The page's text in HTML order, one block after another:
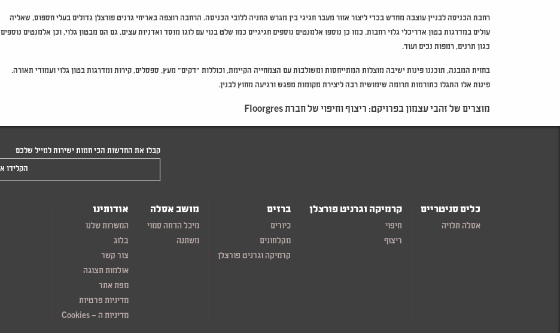
רחבת הכניסה לבניין עוצבה מחדש בכדי ליצור אזור מעבר חגיגי בין מגרש החניה ללובי הכניסה. הרחבה רוצפה באריחי גרניט פורצלן גדולים בעלי חספוס, שאליה
עולים במדרגות בטון אדריכלי גלוי רחבות. כמו כן נוספו אלמנטים נוספים חגיגיים כמו שלט בנוי עם לוגו מוסד ואדניות עצים, גם הם מבטון גלוי, וכן אלמנטים נוספים
כגון תרנים, רמפות נכים ועוד.
בחזית המבנה, תוכננו פינות ישיבה מוצלות המתייחסות ומשולבות עם הצמחייה הקיימת, וכוללות "דקים" מעץ, ספסלים, קירות ומדרגות בטון גלוי ועמודי תאורה.
פינות אלו התגלו כתורמות תרומה שימושית רבה ליצירת מקומות מפגש ורגיעה מחוץ לבנין.
מוצרים של זהבי עצמון בפרויקט: ריצוף וחיפוי של חברת Floorgres
קבלו את החדשות הכי חמות ישירות למייל שלכם
כלים סניטריים
אסלה תלויה
קרמיקה וגרניט פורצלן
חיפוי
ריצוף
ברזים
כיורים
מקלחונים
קרמיקה וגרניט פורצלן
מושב אסלה
מיכל הדחה סמוי
משתנה
אודותינו
המשרות שלנו
בלוג
צור קשר
אולמות תצוגה
מפת אתר
מדיניות פרטיות
מדיניות ה – Cookies